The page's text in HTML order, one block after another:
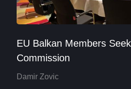
EU Balkan Members
Commission
Damir Zovic